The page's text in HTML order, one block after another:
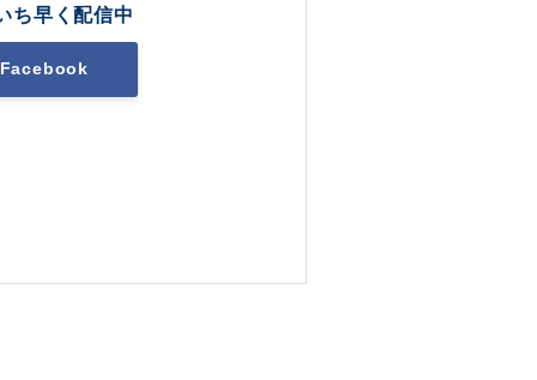
ち早く配信中
Facebook